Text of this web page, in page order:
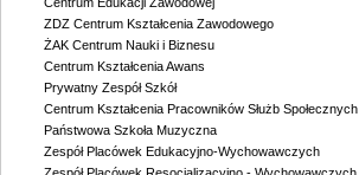
ZDZ Centrum Kształcenia Zawodowego
ŻAK Centrum Nauki i Biznesu
Centrum Kształcenia Awans
Prywatny Zespół Szkół
Centrum Kształcenia Pracowników Służb Społecznych
Państwowa Szkoła Muzyczna
Zespół Placówek Edukacyjno-Wychowawczych